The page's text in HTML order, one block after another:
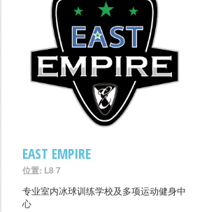
EAST EMPIRE
位置: L8 7
专业室内冰球训练学校及多项运动健身中
心